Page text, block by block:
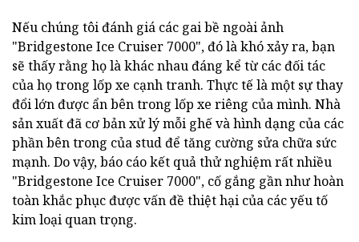
Nếu chúng tôi đánh giá các gai bề ngoài ảnh
"Bridgestone Ice Cruiser 7000", đó là khó xảy ra, bạn
sẽ thấy rằng họ là khác nhau đáng kể từ các đối tác
của họ trong lốp xe cạnh tranh. Thực tế là một sự thay
đổi lớn được ẩn bên trong lốp xe riêng của mình. Nhà
sản xuất đã cơ bản xử lý mỗi ghế và hình dạng của các
phần bên trong của stud để tăng cường sửa chữa sức
mạnh. Do vậy, báo cáo kết quả thử nghiệm rất nhiều
"Bridgestone Ice Cruiser 7000", cố gắng gần như hoàn
toàn khắc phục được vấn đề thiệt hại của các yếu tố
kim loại quan trọng.